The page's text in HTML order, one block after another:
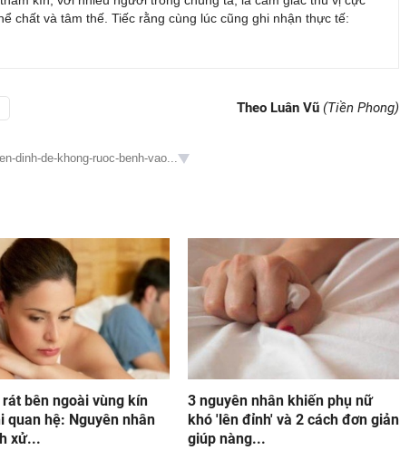
chất và tâm thế. Tiếc rằng cùng lúc cũng ghi nhận thực tế:
Theo Luân Vũ (Tiền Phong)
dinh-de-khong-ruoc-benh-vao...
rát bên ngoài vùng kín
quan hệ: Nguyên nhân
xử...
3 nguyên nhân khiến phụ nữ
khó 'lên đỉnh' và 2 cách đơn giản
giúp nàng...